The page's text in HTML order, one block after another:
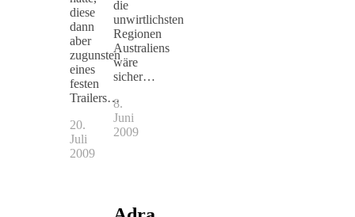
diese
dann
aber
zugunsten
eines
festen
Trailers…
20.
Juli
2009
die
unwirtlichsten
Regionen
Australiens
wäre
sicher…
8.
Juni
2009